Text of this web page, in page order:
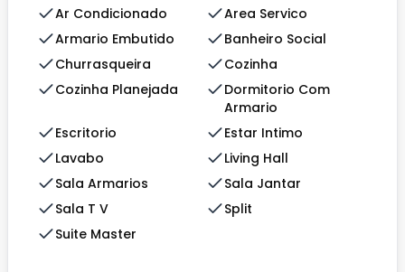
Ar Condicionado
Area Servico
Armario Embutido
Banheiro Social
Churrasqueira
Cozinha
Cozinha Planejada
Dormitorio Com
Armario
Escritorio
Estar Intimo
Lavabo
Living Hall
Sala Armarios
Sala Jantar
Sala T V
Split
Suite Master